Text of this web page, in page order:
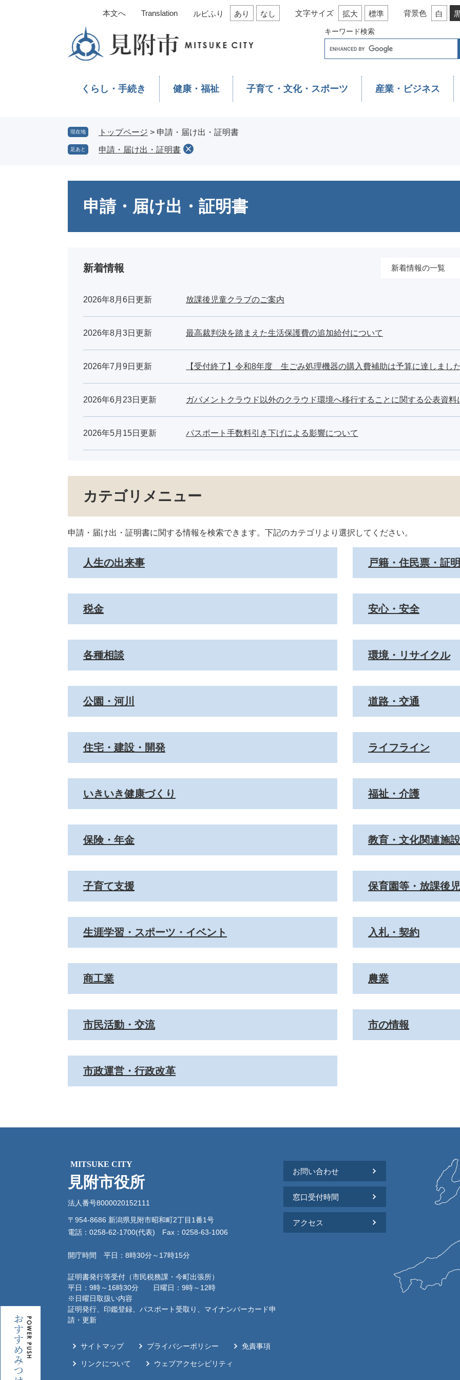
キーワード検索
本文へ Translation ルビふり あり なし 文字サイズ 拡大 標準 背景色 白
くらし・手続き 健康・福祉 子育て・文化・スポーツ 産業・ビジネス
現在地 トップページ > 申請・届け出・証明書
足あと 申請・届け出・証明書
申請・届け出・証明書
新着情報
2026年8月6日更新 放課後児童クラブのご案内
2026年8月3日更新 最高裁判決を踏まえた生活保護費の追加給付について
2026年7月9日更新 【受付終了】令和8年度 生ごみ処理機器の購入費補助は予算に達しまし
2026年6月23日更新 ガバメントクラウド以外のクラウド環境へ移行することに関する公表資料
2026年5月15日更新 パスポート手数料引き下げによる影響について
新着情報の一覧
カテゴリメニュー
申請・届け出・証明書に関する情報を検索できます。下記のカテゴリより選択してください。
人生の出来事 戸籍・住民票・証明
税金 安心・安全
各種相談 環境・リサイクル
公園・河川 道路・交通
住宅・建設・開発 ライフライン
いきいき健康づくり 福祉・介護
保険・年金 教育・文化関連施設
子育て支援 保育園等・放課後
生涯学習・スポーツ・イベント 入札・契約
商工業 農業
市民活動・交流 市の情報
市政運営・行政改革
MITSUKE CITY
見附市役所
法人番号8000020152111
〒954-8686 新潟県見附市昭和町2丁目1番1号
電話：0258-62-1700(代表) Fax：0258-63-1006
開庁時間 平日：8時30分～17時15分
証明書発行等受付（市民税務課・今町出張所）
平日：9時～16時30分 日曜日：9時～12時
※日曜日取扱い内容
証明発行、印鑑登録、パスポート受取り、マイナンバーカード申
請・更新
お問い合わせ
窓口受付時間
アクセス
サイトマップ プライバシーポリシー 免責事項
リンクについて ウェブアクセシビリティ